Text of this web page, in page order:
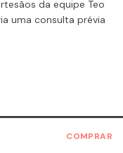
da equipe Teo
uma consulta prévia
COMPRAR